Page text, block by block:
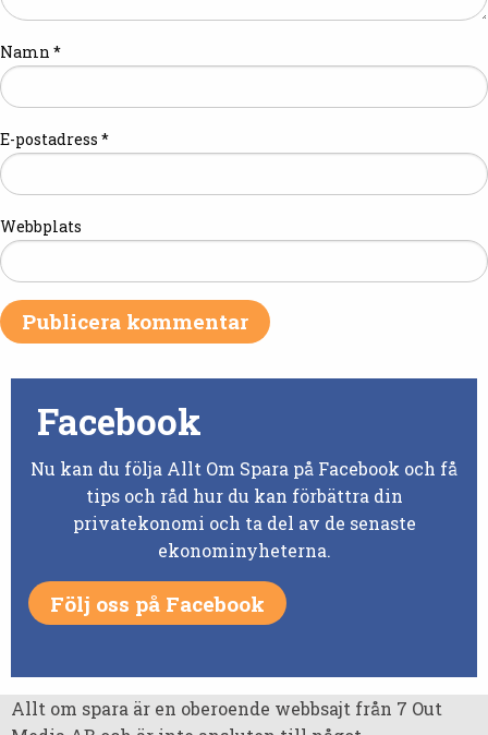
Namn *
E-postadress *
Webbplats
Facebook
Nu kan du följa Allt Om Spara på Facebook och få
tips och råd hur du kan förbättra din
privatekonomi och ta del av de senaste
ekonominyheterna.
Följ oss på Facebook
Allt om spara är en oberoende webbsajt från 7 Out